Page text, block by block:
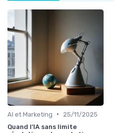
AI et Marketing •
25/11/2025
Quand l’IA sans limite